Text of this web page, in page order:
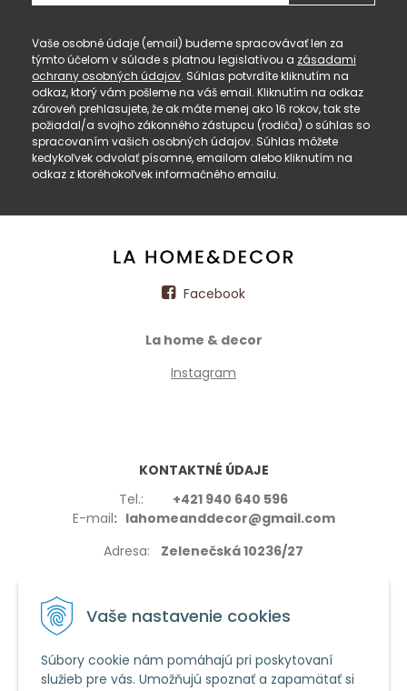
Vaše nastavenie cookies
Súbory cookie nám pomáhajú pri poskytovaní
služieb pre vás. Umožňujú spoznať a zapamätať si
Vaše osobné údaje (email) budeme spracovávať len za
týmto účelom v súlade s platnou legislatívou a zásadami
ochrany osobných údajov. Súhlas potvrdíte kliknutím na
odkaz, ktorý vám pošleme na váš email. Kliknutím na odkaz
zároveň prehlasujete, že ak máte menej ako 16 rokov, tak ste
požiadal/a svojho zákonného zástupcu (rodiča) o súhlas so
spracovaním vašich osobných údajov. Súhlas môžete
kedykoľvek odvolať písomne, emailom alebo kliknutím na
odkaz z ktoréhokoľvek informačného emailu.
Facebook
La home & decor
Instagram
KONTAKTNÉ ÚDAJE
Tel.: +421 940 640 596
E-mail: lahomeanddecor@gmail.com
Adresa: Zelenečská 10236/27
VŠETKO O NÁKUPE